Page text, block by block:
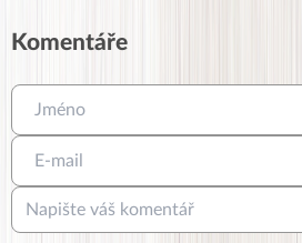
Komentáře